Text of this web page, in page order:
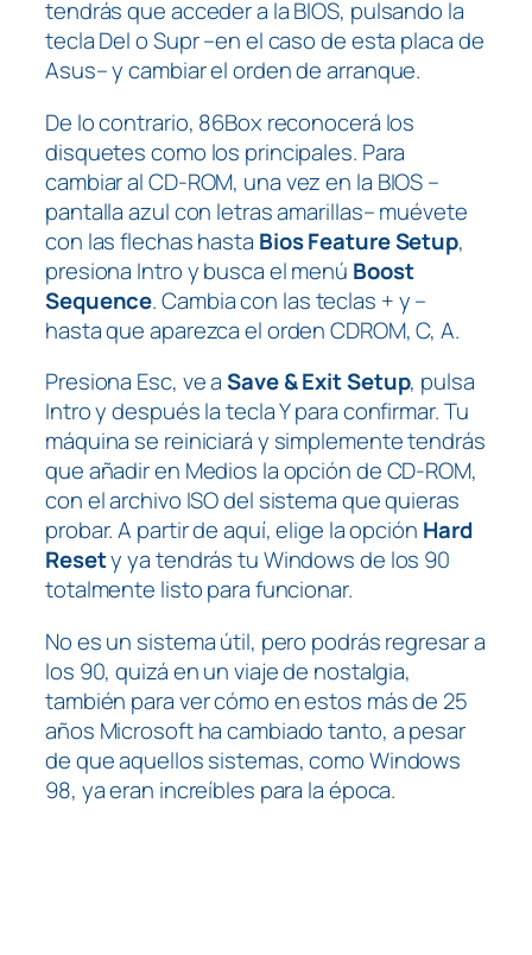
tendrás que acceder a la BIOS, pulsando la
tecla Del o Supr –en el caso de esta placa de
Asus– y cambiar el orden de arranque.
De lo contrario, 86Box reconocerá los
disquetes como los principales. Para
cambiar al CD-ROM, una vez en la BIOS –
pantalla azul con letras amarillas– muévete
con las flechas hasta Bios Feature Setup,
presiona Intro y busca el menú Boost
Sequence. Cambia con las teclas + y –
hasta que aparezca el orden CDROM, C, A.
Presiona Esc, ve aSave & Exit Setup, pulsa
Intro y después la tecla Y para confirmar. Tu
máquina se reiniciará y simplemente tendrás
que añadir en Medios la opción de CD-ROM,
con el archivo ISO del sistema que quieras
probar. A partir de aquí, elige la opción Hard
Resety ya tendrás tu Windows de los 90
totalmente listo para funcionar.
No es un sistema útil, pero podrás regresar a
los 90, quizá en un viaje de nostalgia,
también para ver cómo en estos más de 25
años Microsoft ha cambiado tanto, a pesar
de que aquellos sistemas, como Windows
98, ya eran increíbles para la época.